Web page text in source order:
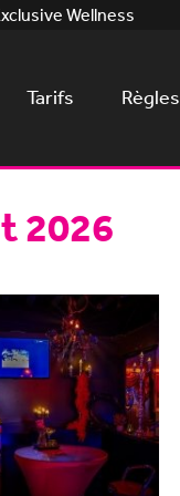
Wellness
Tarifs Règles
2026